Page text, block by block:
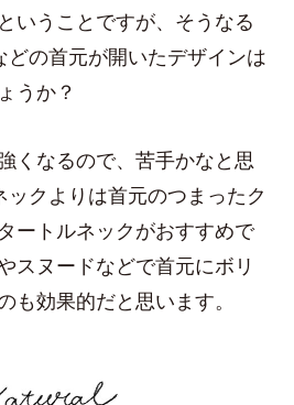
いうことですが、そうなる
どの首元が開いたデザインは
うか？
くなるので、苦手かなと思
ックよりは首元のつまったク
ートルネックがおすすめで
スヌードなどで首元にボリ
も効果的だと思います。